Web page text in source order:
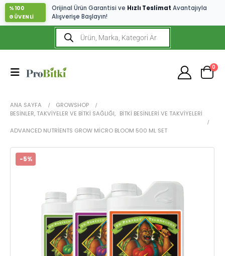
%100
GÜVENLİ
Orijinal Ürün Garantisi ve Hızlı Teslimat Avantajıyla
Alışverişe Başlayın!
0
ANA SAYFA
GROWSHOP
BESINLER, TAKVIYELER VE BITKI SAĞLIĞI, BITKI BESINLERI VE TAKVIYELERI
ADVANCED NUTRIENTS GROW MICRO BLOOM 500 ML SET
-5%